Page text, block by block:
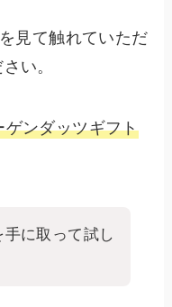
見て触れていただ
い。
ンダッツギフト
に取って試し